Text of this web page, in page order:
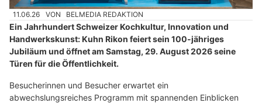
11.06.26 VON BELMEDIA REDAKTION
Ein Jahrhundert Schweizer Kochkultur, Innovation und
Handwerkskunst: Kuhn Rikon feiert sein 100-jähriges
Jubiläum und öffnet am Samstag, 29. August 2026 seine
Türen für die Öffentlichkeit.
Besucherinnen und Besucher erwartet ein
abwechslungsreiches Programm mit spannenden Einblicken